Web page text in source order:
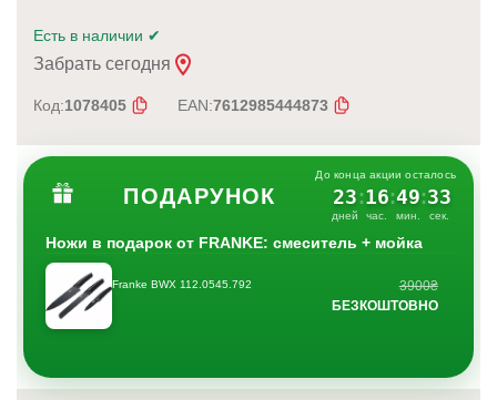
Есть в наличии ✔
Забрать сегодня
Код:1078405 EAN:7612985444873
ПОДАРУНОК
До конца акции осталось
23
дней
:16
час.
:49
мин.
:32
сек.
Ножи в подарок от FRANKE: смеситель + мойка
Franke BWX 112.0545.792
3900₴
БЕЗКОШТОВНО